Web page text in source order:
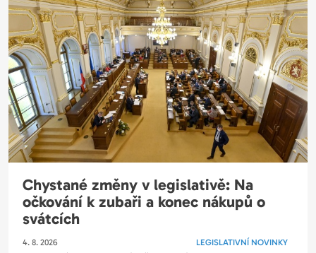
Chystané změny v legislativě: Na
očkování k zubaři a konec nákupů o
svátcích
4. 8. 2026 LEGISLATIVNÍ NOVINKY